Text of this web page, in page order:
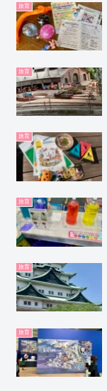
旅育
旅育
旅育
旅育
旅育
旅育